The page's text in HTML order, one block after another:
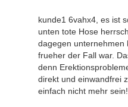
kunde1 6vahx4, es ist
unten tote Hose
dagegen unternehmen
frueher der Fall war.
denn
direkt und einwandfrei
einfach nicht mehr sein!